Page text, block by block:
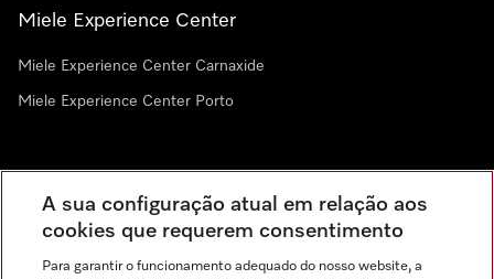
Miele Experience Center
Miele Experience Center Carnaxide
Miele Experience Center Porto
A sua configuração atual em relação aos
cookies que requerem consentimento
Para garantir o funcionamento adequado do nosso website, a